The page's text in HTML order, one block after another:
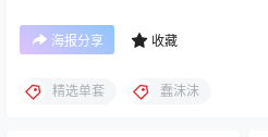
海报分享 收藏
精选单套 蠢沫沫